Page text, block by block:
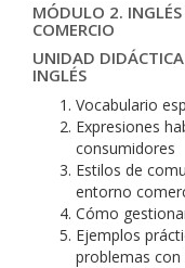
MÓDULO 2. INGLÉS
COMERCIO
UNIDAD
INGLÉS
Vocabulario
Expresiones
consumidores
Estilos de
entorno
Cómo
Ejemplos
problemas con